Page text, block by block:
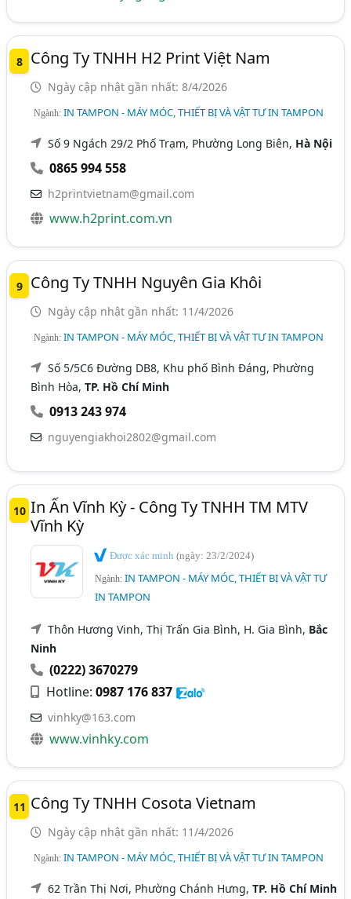
8 Công Ty TNHH H2 Print Việt Nam
Ngày cập nhật gần nhất: 8/4/2026
Ngành:IN TAMPON - MÁY MÓC, THIẾT BỊ VÀ VẬT TƯ IN TAMPON
Số 9 Ngách 29/2 Phố Trạm, Phường Long Biên, Hà Nội
0865 994 558
h2printvietnam@gmail.com
www.h2print.com.vn
9 Công Ty TNHH Nguyên Gia Khôi
Ngày cập nhật gần nhất: 11/4/2026
Ngành:IN TAMPON - MÁY MÓC, THIẾT BỊ VÀ VẬT TƯ IN TAMPON
Số 5/5C6 Đường DB8, Khu phố Bình Đáng, Phường
Bình Hòa,TP. Hồ Chí Minh
0913 243 974
nguyengiakhoi2802@gmail.com
10 In Ấn Vĩnh Kỳ - Công Ty TNHH TM MTV
Vĩnh Kỳ
Được xác minh(ngày: 23/2/2024)
Ngành:IN TAMPON - MÁY MÓC, THIẾT BỊ VÀ VẬT TƯ
IN TAMPON
Thôn Hương Vinh, Thị Trấn Gia Bình, H. Gia Bình, Bắc
Ninh
(0222) 3670279
Hotline:0987 176 837
vinhky@163.com
www.vinhky.com
11 Công Ty TNHH Cosota Vietnam
Ngày cập nhật gần nhất: 11/4/2026
Ngành:IN TAMPON - MÁY MÓC, THIẾT BỊ VÀ VẬT TƯ IN TAMPON
62 Trần Thị Nơi, Phường Chánh Hưng,TP. Hồ Chí Minh